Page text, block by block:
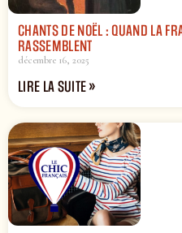
CHANTS DE NOËL : QUAND LA
RASSEMBLENT
décembre 16, 2025
LIRE LA SUITE »